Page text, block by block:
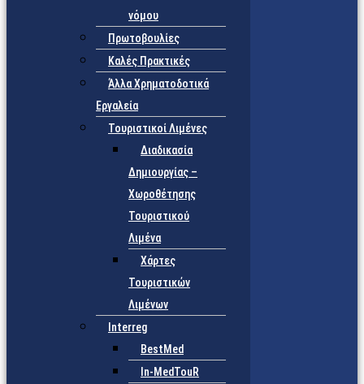
νόμου
Πρωτοβουλίες
Καλές Πρακτικές
Άλλα Χρηματοδοτικά
Εργαλεία
Τουριστικοί Λιμένες
Διαδικασία
Δημιουργίας –
Χωροθέτησης
Τουριστικού
Λιμένα
Χάρτες
Τουριστικών
Λιμένων
Interreg
BestMed
In-MedTouR